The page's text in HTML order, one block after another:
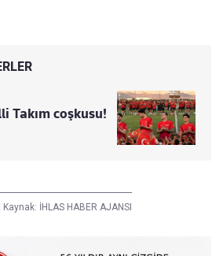
Takım coşkusu!
Kaynak: İHLAS HABER AJANSI